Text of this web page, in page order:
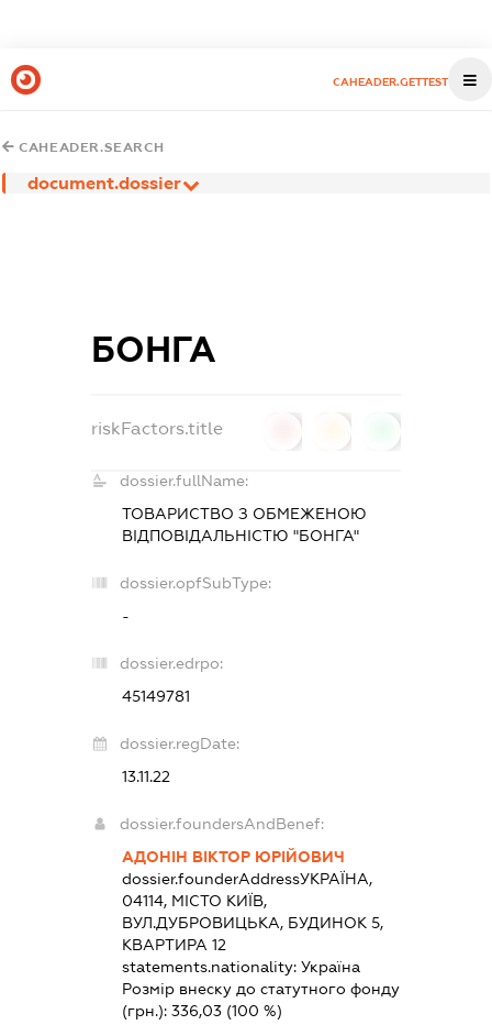
CAHEADER.GETTEST
CAHEADER.SEARCH
document.dossier
БОНГА
riskFactors.title
dossier.fullName:
ТОВАРИСТВО З ОБМЕЖЕНОЮ
ВІДПОВІДАЛЬНІСТЮ "БОНГА"
dossier.opfSubType:
-
dossier.edrpo:
45149781
dossier.regDate:
13.11.22
dossier.foundersAndBenef:
АДОНІН ВІКТОР ЮРІЙОВИЧ
dossier.founderAddressУКРАЇНА,
04114, МІСТО КИЇВ,
ВУЛ.ДУБРОВИЦЬКА, БУДИНОК 5,
КВАРТИРА 12
statements.nationality: Україна
Розмір внеску до статутного фонду
(грн.): 336,03(100 %)